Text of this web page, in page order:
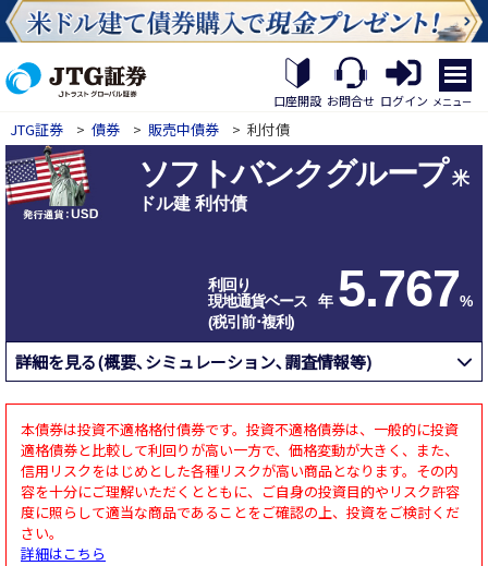
口座開設 お問合せ ログイン
繝｡
繝
九
繝
ｼ
�
メニュー
JTG証券 > 債券 > 販売中債券 > 利付債
ソフトバンクグループ 米
ドル建 利付債
利回り
現地通貨ベース
年 5.767%
(税引前･複利)
詳細を見る(概要､シミュレーション､調査情報等)
本債券は投資不適格格付債券です。投資不適格債券は、一般的に投資
適格債券と比較して利回りが高い一方で、価格変動が大きく、また、
信用リスクをはじめとした各種リスクが高い商品となります。その内
容を十分にご理解いただくとともに、ご自身の投資目的やリスク許容
度に照らして適当な商品であることをご確認の上、投資をご検討くだ
さい。
詳細はこちら